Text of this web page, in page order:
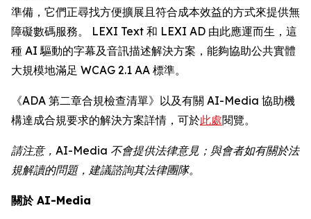
準備，它們正尋找方便擴展且符合成本效益的方式來提供無
障礙數碼服務。 LEXI Text 和 LEXI AD 由此應運而生，這
種 AI 驅動的字幕及音訊描述解決方案，能夠協助公共實體
大規模地滿足 WCAG 2.1 AA 標準。
《ADA 第二章合規檢查清單》以及有關 AI-Media 協助機
構達成合規要求的解決方案詳情，可於此處閱覽。
請注意，AI-Media 不會提供法律意見；與會者如有關於法
規解讀的問題，建議諮詢其法律團隊。
關於 AI-Media